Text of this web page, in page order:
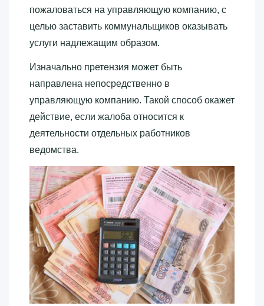
пожаловаться на управляющую компанию, с
целью заставить коммунальщиков оказывать
услуги надлежащим образом.
Изначально претензия может быть
направлена непосредственно в
управляющую компанию. Такой способ окажет
действие, если жалоба относится к
деятельности отдельных работников
ведомства.